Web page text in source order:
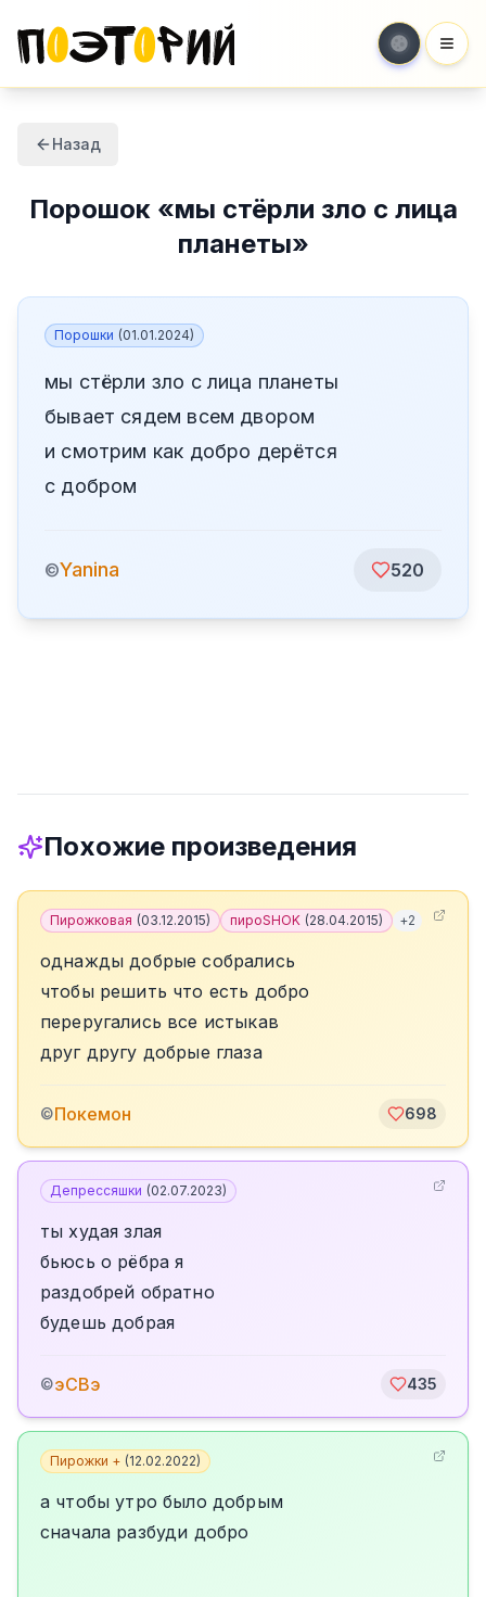
Назад
Порошок«мы стёрли зло с лица
планеты»
Порошки (01.01.2024)
мы стёрли зло с лица планеты
бывает сядем всем двором
и смотрим как добро дерётся
с добром
©Yanina 520
Похожие произведения
Пирожковая (03.12.2015) пироSHOK (28.04.2015) +2
однажды добрые собрались
чтобы решить что есть добро
переругались все истыкав
друг другу добрые глаза
©Покемон 698
Депрессяшки (02.07.2023)
ты худая злая
бьюсь о рёбра я
раздобрей обратно
будешь добрая
©эСВэ 435
Пирожки + (12.02.2022)
а чтобы утро было добрым
сначала разбуди добро